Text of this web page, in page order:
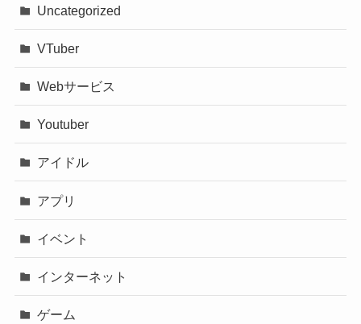
Uncategorized
VTuber
Webサービス
Youtuber
アイドル
アプリ
イベント
インターネット
ゲーム